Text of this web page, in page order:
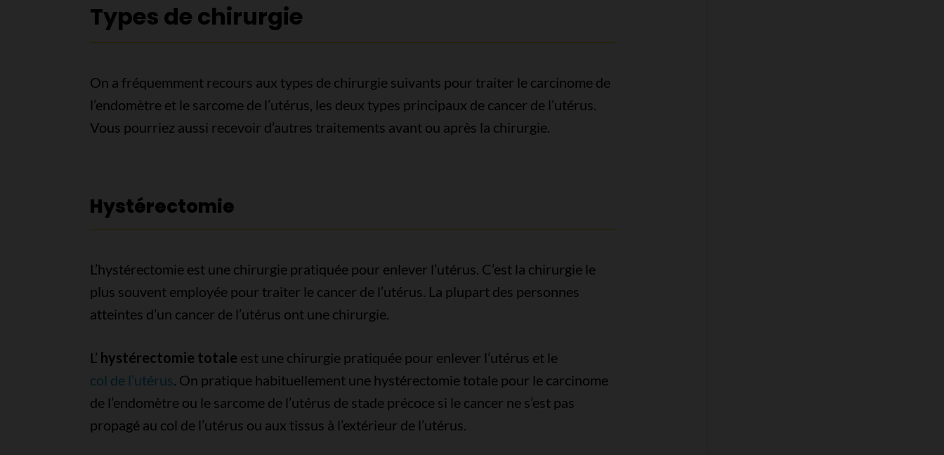
Types de chirurgie
On a fréquemment recours aux types de chirurgie suivants pour traiter le carcinome de
l’endomètre et le sarcome de l’utérus, les deux types principaux de cancer de l’utérus.
Vous pourriez aussi recevoir d’autres traitements avant ou après la chirurgie.
Hystérectomie
L’hystérectomie est une chirurgie pratiquée pour enlever l’utérus. C’est la chirurgie le
plus souvent employée pour traiter le cancer de l’utérus. La plupart des personnes
atteintes d’un cancer de l’utérus ont une chirurgie.
L’ hystérectomie totale est une chirurgie pratiquée pour enlever l’utérus et le
col de l’utérus. On pratique habituellement une hystérectomie totale pour le carcinome
de l’endomètre ou le sarcome de l’utérus de stade précoce si le cancer ne s’est pas
propagé au col de l’utérus ou aux tissus à l’extérieur de l’utérus.